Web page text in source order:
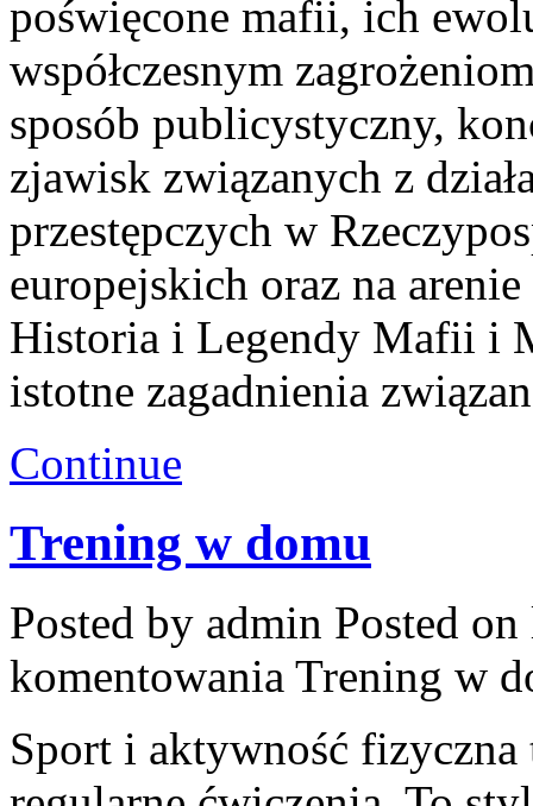
poświęcone mafii, ich
współczesnym
sposób publicystyczny,
zjawisk związanych z
przestępczych w
europejskich oraz na
Historia i Legendy Mafii i
istotne zagadnienia
Continue
Trening w domu
Posted by admin Posted
komentowania Trening w
Sport i aktywność